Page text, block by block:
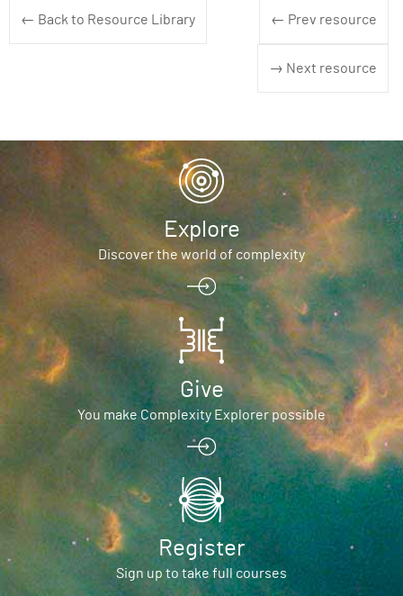
← Back to Resource Library ← Prev resource
→ Next resource
Explore
Discover the world of complexity
Give
You make Complexity Explorer possible
Register
Sign up to take full courses